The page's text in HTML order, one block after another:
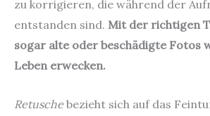
zu korrigieren, die während der
entstanden sind. Mit der richtigen
sogar alte oder beschädigte Fotos
Leben erwecken.
Retuschebezieht sich auf das